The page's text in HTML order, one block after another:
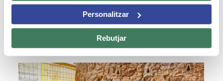
Personalitzar
Rebutjar